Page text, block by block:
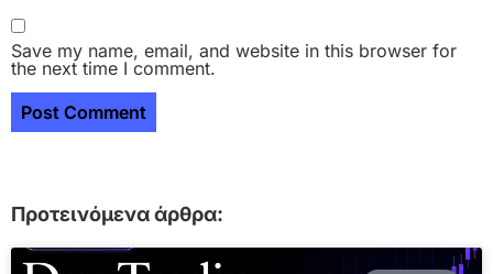
Save my name, email, and website in this browser for
the next time I comment.
Προτεινόμενα άρθρα: